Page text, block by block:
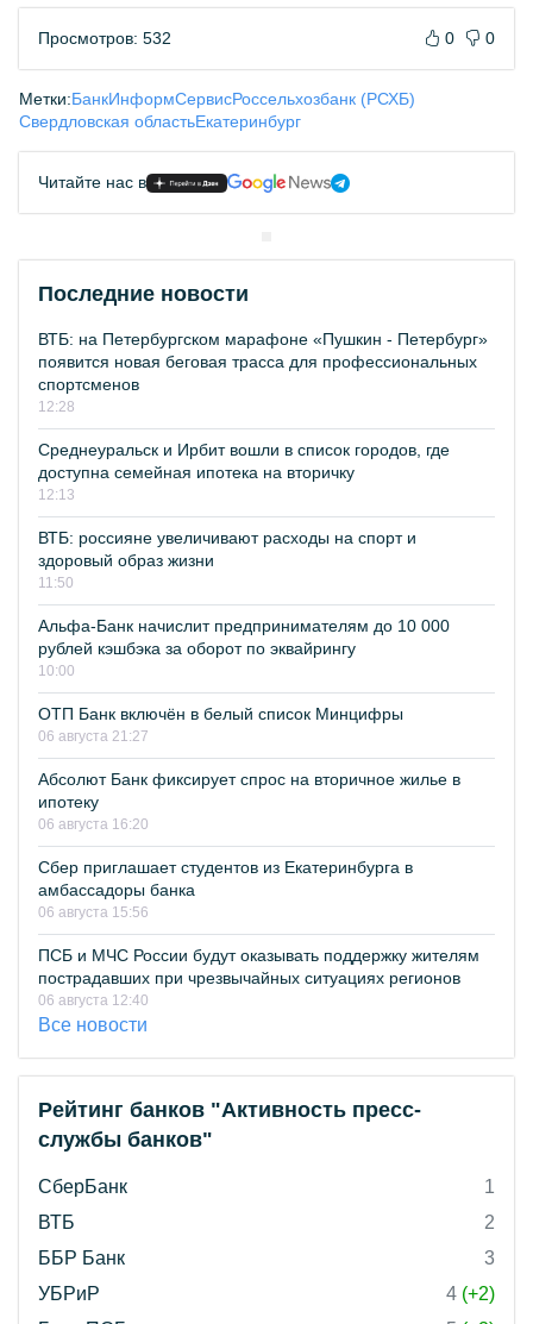
Просмотров: 532 0 0
Метки:БанкИнформСервисРоссельхозбанк (РСХБ)
Свердловская областьЕкатеринбург
Читайте нас в
Последние новости
ВТБ: на Петербургском марафоне «Пушкин - Петербург»
появится новая беговая трасса для профессиональных
спортсменов
12:28
Среднеуральск и Ирбит вошли в список городов, где
доступна семейная ипотека на вторичку
12:13
ВТБ: россияне увеличивают расходы на спорт и
здоровый образ жизни
11:50
Альфа-Банк начислит предпринимателям до 10 000
рублей кэшбэка за оборот по эквайрингу
10:00
ОТП Банк включён в белый список Минцифры
06 августа 21:27
Абсолют Банк фиксирует спрос на вторичное жилье в
ипотеку
06 августа 16:20
Сбер приглашает студентов из Екатеринбурга в
амбассадоры банка
06 августа 15:56
ПСБ и МЧС России будут оказывать поддержку жителям
пострадавших при чрезвычайных ситуациях регионов
06 августа 12:40
Все новости
Рейтинг банков "Активность пресс-
службы банков"
СберБанк
1
ВТБ
2
ББР Банк
3
УБРиР
4 (+2)